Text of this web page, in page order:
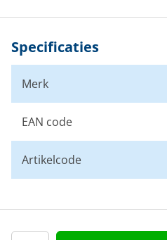
Specificaties
Merk
EAN code
Artikelcode